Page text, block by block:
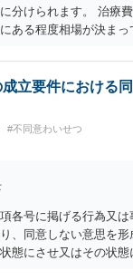
分けられます。 治療
ある程度相場が決ま
護士に依頼した場合
弁護士費用となる）
で進める場合には、
力がないことが多く回
の手続き中に、不本意
いう状況を利用して、
多い）ことを考慮して
立要件における
#不同意わいせつ
各号に掲げる行為又は
、同意しない意思を
態にさせ又はその状